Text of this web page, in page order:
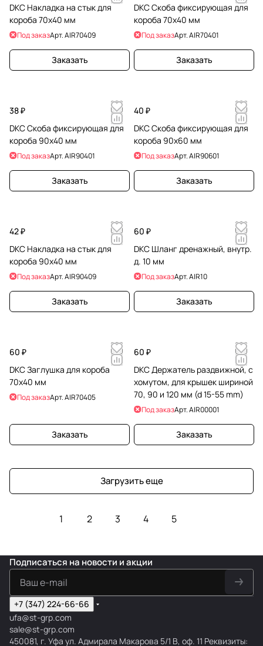
DKC Накладка на стык для
короба 70х40 мм
Под заказАрт.AIR70409
Заказать
DKC Скоба фиксирующая для
короба 70х40 мм
Под заказАрт.AIR70401
Заказать
38 ₽
DKC Скоба фиксирующая для
короба 90х40 мм
Под заказАрт.AIR90401
Заказать
40 ₽
DKC Скоба фиксирующая для
короба 90х60 мм
Под заказАрт.AIR90601
Заказать
42 ₽
DKC Накладка на стык для
короба 90х40 мм
Под заказАрт.AIR90409
Заказать
60 ₽
DKC Шланг дренажный, внутр.
д. 10 мм
Под заказАрт.AIR10
Заказать
60 ₽
DKC Заглушка для короба
70х40 мм
Под заказАрт.AIR70405
Заказать
60 ₽
DKC Держатель раздвижной, с
хомутом, для крышек шириной
70, 90 и 120 мм (d 15-55 mm)
Под заказАрт.AIR00001
Заказать
Загрузить еще
1 2 3 4 5
Подписаться на новости и акции
+7 (347) 224-66-66
ufa@st-grp.com
sale@st-grp.com
450081, г. Уфа ул. Адмирала Макарова 5/1 В, оф. 11 Реквизиты: